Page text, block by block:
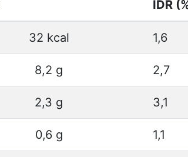
IDR
32 kcal 1,6
8,2 g 2,7
2,3 g 3,1
0,6 g 1,1